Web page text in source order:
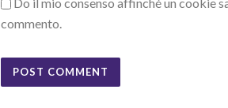
commento.